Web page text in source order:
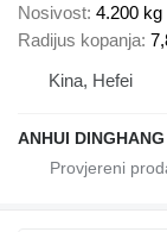
Nosivost 4.200 kg
Radijus kopanja
Kina, Hefei
ANHUI